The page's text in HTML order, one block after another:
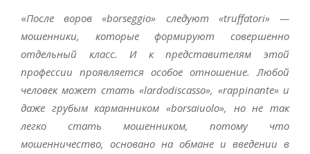
«После воров «borseggio» следуют «truffatori» —
мошенники, которые формируют совершенно
отдельный класс. И к представителям этой
профессии проявляется особое отношение. Любой
человек может стать «lardodiscasso», «rappinante» и
даже грубым карманником «borsaiuolo», но не так
легко стать мошенником, потому что
мошенничество, основано на обмане и введении в